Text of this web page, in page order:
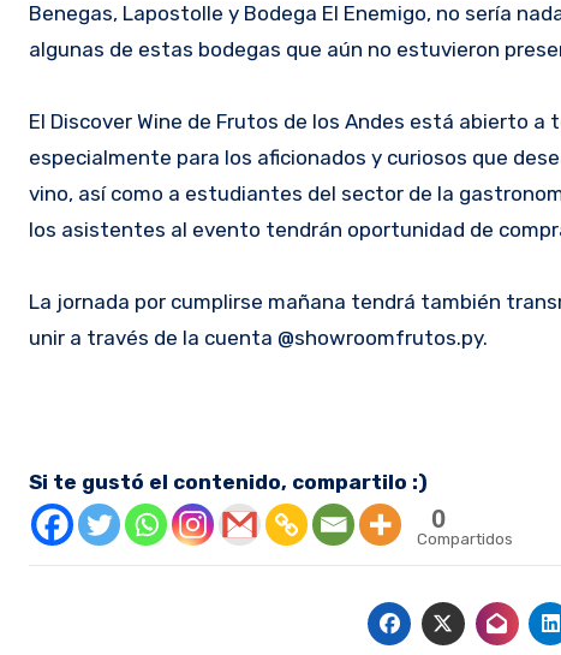
Benegas, Lapostolle y Bodega El Enemigo, no sería
algunas de estas bodegas que aún no estuvieron
El Discover Wine de Frutos de los Andes está abierto a
especialmente para los aficionados y curiosos que
vino, así como a estudiantes del sector de la
los asistentes al evento tendrán oportunidad de
La jornada por cumplirse mañana tendrá también
unir a través de la cuenta @showroomfrutos.py.
Si te gustó el contenido, compartilo :)
0
Compartidos